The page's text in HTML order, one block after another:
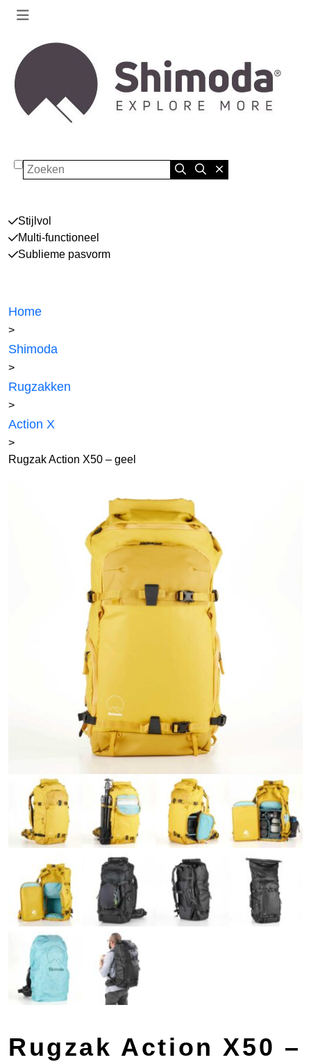
Zoeken
Stijlvol
Multi-functioneel
Sublieme pasvorm
Home
>
Shimoda
>
Rugzakken
>
Action X
>
Rugzak Action X50 – geel
Rugzak Action X50 –